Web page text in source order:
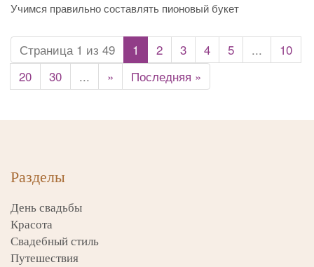
Учимся правильно составлять пионовый букет
Страница 1 из 49 1 2 3 4 5 ...
10
20
30 ... » Последняя »
Разделы
День свадьбы
Красота
Свадебный стиль
Путешествия